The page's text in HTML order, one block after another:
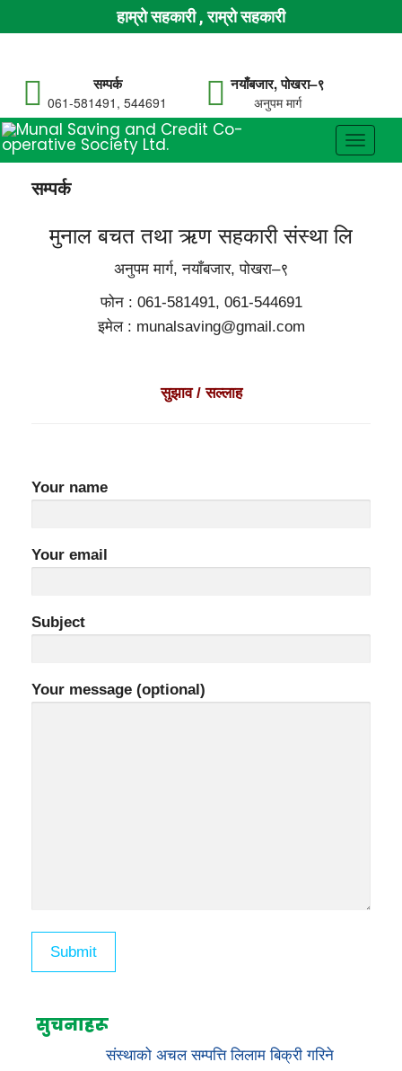
हाम्रो सहकारी , राम्रो सहकारी
सम्पर्क
061-581491, 544691
नयाँबजार, पोखरा–९
अनुपम मार्ग
Toggle
सम्पर्क
मुनाल बचत तथा ऋण सहकारी संस्था लि
अनुपम मार्ग, नयाँबजार, पोखरा–९
फोन : 061-581491, 061-544691
इमेल : munalsaving@gmail.com
सुझाव / सल्लाह
Your name
Your email
Subject
Your message (optional)
सुचनाहरू
संस्थाको अचल सम्पत्ति लिलाम बिक्री गरिने